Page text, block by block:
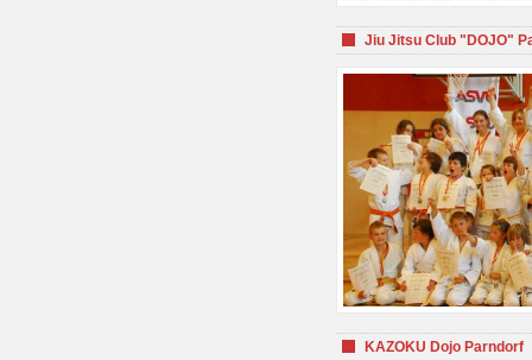
Jiu Jitsu Club "DOJO"
KAZOKU Dojo Parndorf